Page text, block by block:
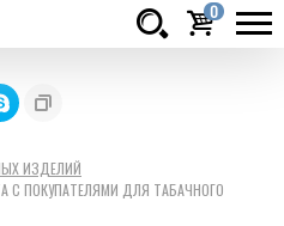
0
ИЗДЕЛИЙ
С ПОКУПАТЕЛЯМИ ДЛЯ ТАБАЧНОГО